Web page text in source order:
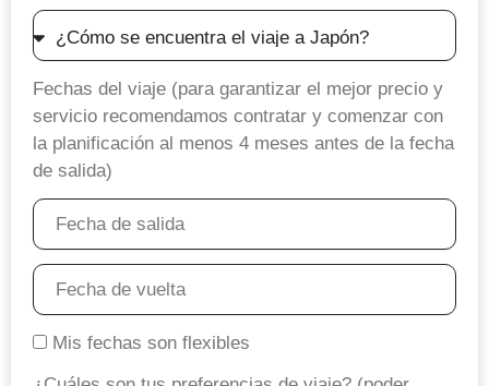
favor,
elige
una
opción
—
¿Cómo
se
encuentra
viaje
a
Fechas del viaje (para garantizar el mejor precio y
servicio recomendamos contratar y comenzar con
la planificación al menos 4 meses antes de la fecha
de salida)
Mis fechas son flexibles